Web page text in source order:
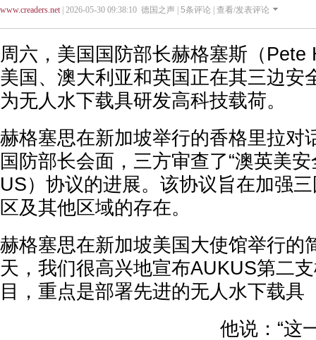
www.creaders.net| 2026-05-30 09:38:10 德国之声 | 5条评论 | 查看/发表评论
周六，美国国防部长赫格塞斯（Pete
美国、澳大利亚和英国正在其三边安
为无人水下载具研发高科技载荷。
赫格塞思在新加坡举行的香格里拉对
国防部长会面，三方审查了“澳英美
US）协议的进展。该协议旨在加强
区及其他区域的存在。
赫格塞思在新加坡美国大使馆举行的
天，我们很高兴地宣布AUKUS第二
目，重点是部署先进的无人水下载具
他说：“这